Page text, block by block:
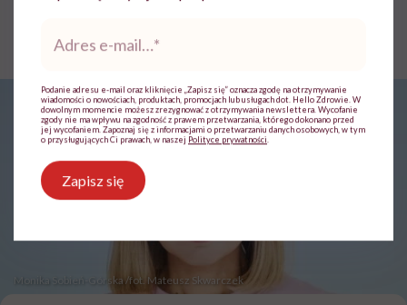
Monika Głuska-Durenkamp
Aktualizacja:30.07.2026 10:52
Monika Sobień-Górska /fot. Mateusz Skwarczek
*
Podanie adresu e-mail oraz kliknięcie „Zapisz się” oznacza zgodę na otrzymywanie
wiadomości o nowościach, produktach, promocjach lub usługach dot. Hello Zdrowie. W
dowolnym momencie możesz zrezygnować z otrzymywania newslettera. Wycofanie
zgody nie ma wpływu na zgodność z prawem przetwarzania, którego dokonano przed
jej wycofaniem. Zapoznaj się z informacjami o przetwarzaniu danych osobowych, w tym
o przysługujących Ci prawach, w naszej Polityce prywatności
Zapisz się